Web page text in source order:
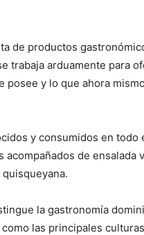
de productos
trabaja arduamente para
y lo que ahora
y consumidos en
de ensalada
la gastronomía
las principales